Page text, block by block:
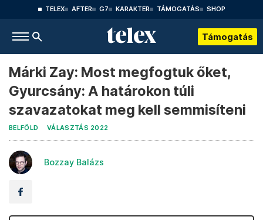
TELEX AFTER G7 KARAKTER TÁMOGATÁS SHOP
Támogatás
Márki Zay: Most megfogtuk őket,
Gyurcsány: A határokon túli
szavazatokat meg kell semmisíteni
BELFÖLD VÁLASZTÁS 2022
Bozzay Balázs